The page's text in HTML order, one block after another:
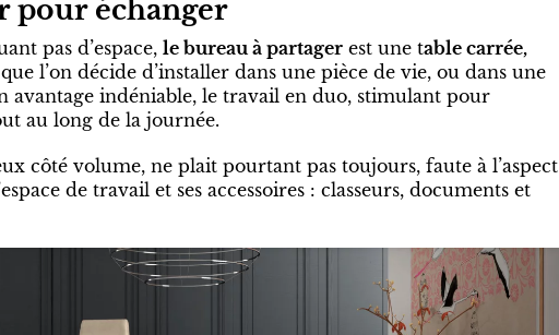
pour échanger
pas d’espace, le bureau à partager est une table carrée,
l’on décide d’installer dans une pièce de vie, ou dans une
avantage indéniable, le travail en duo, stimulant pour
au long de la journée.
côté volume, ne plait pourtant pas toujours, faute à l’aspect
de travail et ses accessoires : classeurs, documents et